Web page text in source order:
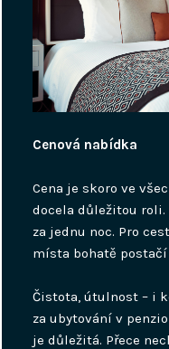
Cenová nabídka
Cena je skoro ve
docela důležitou
za jednu noc. Pro
místa bohatě
Čistota, útulnost – i
za ubytování v
je důležitá. Přece